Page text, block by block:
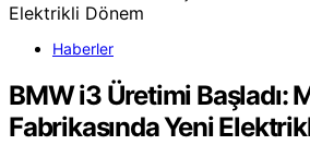
Haberler
BMW i3 Üretimi Başladı:
Fabrikasında Yeni